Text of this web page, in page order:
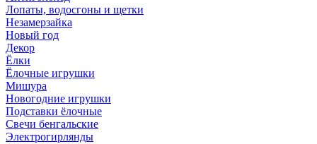
Лопаты, водосгоны и щетки
Незамерзайка
Новый год
Декор
Ёлки
Ёлочные игрушки
Мишура
Новогодние игрушки
Подставки ёлочные
Свечи бенгальские
Электрогирлянды